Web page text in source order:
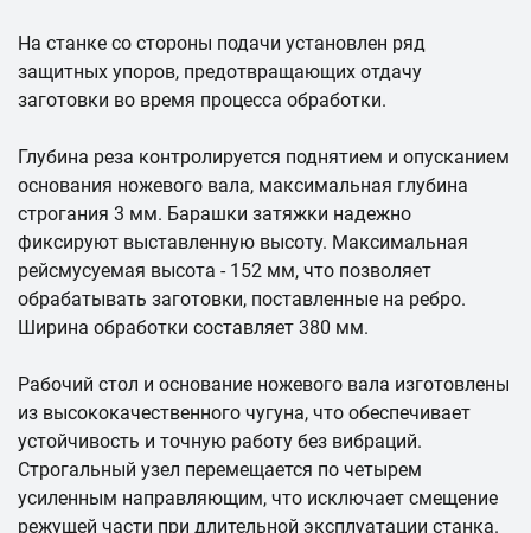
На станке со стороны подачи установлен ряд
защитных упоров, предотвращающих отдачу
заготовки во время процесса обработки.
Глубина реза контролируется поднятием и опусканием
основания ножевого вала, максимальная глубина
строгания 3 мм. Барашки затяжки надежно
фиксируют выставленную высоту. Максимальная
рейсмусуемая высота - 152 мм, что позволяет
обрабатывать заготовки, поставленные на ребро.
Ширина обработки составляет 380 мм.
Рабочий стол и основание ножевого вала изготовлены
из высококачественного чугуна, что обеспечивает
устойчивость и точную работу без вибраций.
Строгальный узел перемещается по четырем
усиленным направляющим, что исключает смещение
режущей части при длительной эксплуатации станка.